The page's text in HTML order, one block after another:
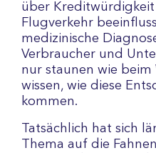
über
Flugverkehr
medizinische
Verbraucher und
nur staunen wie
wissen, wie diese
kommen.
Tatsächlich hat sich
Thema auf die